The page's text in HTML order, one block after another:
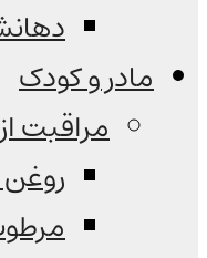
مادر و کودک
مراقبت